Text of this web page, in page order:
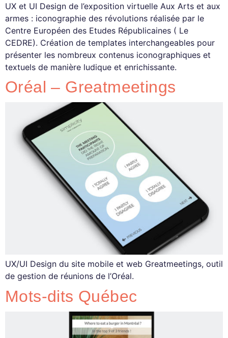
UX et UI Design de l’exposition virtuelle Aux Arts et aux
armes : iconographie des révolutions réalisée par le
Centre Européen des Etudes Républicaines ( Le
CEDRE). Création de templates interchangeables pour
présenter les nombreux contenus iconographiques et
textuels de manière ludique et enrichissante.
Oréal – Greatmeetings
UX/UI Design du site mobile et web Greatmeetings, outil
de gestion de réunions de l’Oréal.
Mots-dits Québec